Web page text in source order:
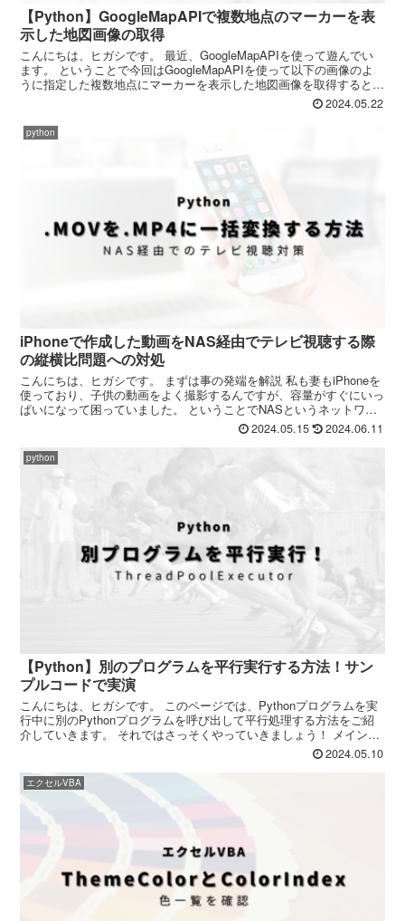
【Python】GoogleMapAPIで複数地点のマーカーを表
示した地図画像の取得
こんにちは、ヒガシです。 最近、GoogleMapAPIを使って遊んでい
ます。 ということで今回はGoogleMapAPIを使って以下の画像のよ
うに指定した複数地点にマーカーを表示した地図画像を取得するとい
2024.05.22
python
iPhoneで作成した動画をNAS経由でテレビ視聴する際
の縦横比問題への対処
こんにちは、ヒガシです。 まずは事の発端を解説 私も妻もiPhoneを
使っており、子供の動画をよく撮影するんですが、容量がすぐにいっ
ぱいになって困っていました。 ということでNASというネットワー
クに接続できるハードディスクみたいなものを導...
2024.05.15 2024.06.11
python
【Python】別のプログラムを平行実行する方法！サン
プルコードで実演
こんにちは、ヒガシです。 このページでは、Pythonプログラムを実
行中に別のPythonプログラムを呼び出して平行処理する方法をご紹
介していきます。 それではさっそくやっていきましょう！ メインプ
2024.05.10
エクセルVBA